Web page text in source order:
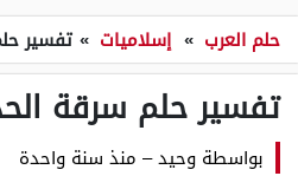
حلم العرب » إسلاميات » تفسير
تفسير حلم سرقة
بواسطة وحيد– منذ سنة واحدة